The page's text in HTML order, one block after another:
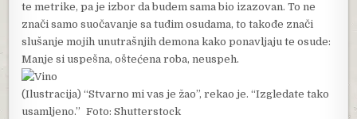
te metrike, pa je izbor da budem sama bio izazovan. To ne
znači samo suočavanje sa tuđim osudama, to takođe znači
slušanje mojih unutrašnjih demona kako ponavljaju te osude:
Manje si uspešna, oštećena roba, neuspeh.
(Ilustracija) “Stvarno mi vas je žao”, rekao je. “Izgledate tako
usamljeno.” Foto: Shutterstock